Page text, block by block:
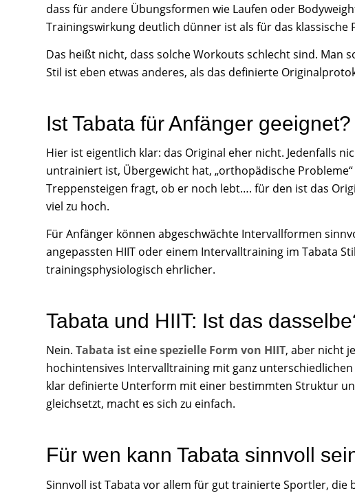
dass für andere Übungsformen wie Laufen oder
Trainingswirkung deutlich dünner ist als für das klassische
Das heißt nicht, dass solche Workouts schlecht sind. Man
Stil ist eben etwas anderes, als das definierte
Ist Tabata für Anfänger geeignet?
Hier ist eigentlich klar: das Original eher nicht. Jedenfalls
untrainiert ist, Übergewicht hat, „orthopädische
Treppensteigen fragt, ob er noch lebt…. für den ist das
viel zu hoch.
Für Anfänger können abgeschwächte Intervallformen
angepassten HIIT oder einem Intervalltraining im Tabata
trainingsphysiologisch ehrlicher.
Tabata und HIIT: Ist das
Nein. Tabata ist eine spezielle Form von HIIT, aber nicht
hochintensives Intervalltraining mit ganz
klar definierte Unterform mit einer bestimmten Struktur
gleichsetzt, macht es sich zu einfach.
Für wen kann Tabata sinnvoll
Sinnvoll ist Tabata vor allem für gut trainierte Sportler, die